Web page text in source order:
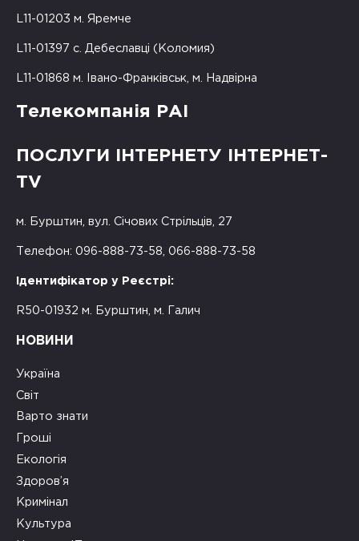
L11-01203 м. Яремче
L11-01397 с. Дебеславці (Коломия)
L11-01868 м. Івано-Франківськ, м. Надвірна
Телекомпанія РАІ
ПОСЛУГИ ІНТЕРНЕТУ ІНТЕРНЕТ-
TV
м. Бурштин, вул. Січових Стрільців, 27
Телефон: 096-888-73-58, 066-888-73-58
Ідентифікатор у Реєстрі:
R50-01932 м. Бурштин, м. Галич
НОВИНИ
Україна
Світ
Варто знати
Гроші
Екологія
Здоров’я
Кримінал
Культура